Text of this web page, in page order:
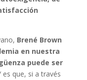
Brené Brown
en nuestra
puede ser
es que, si a través